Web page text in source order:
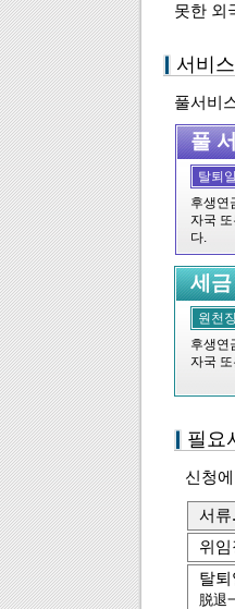
못한 외
서비
풀서비
풀
탈퇴
후생연
자국
다.
세
원천
후생연
자국
필요
신청
서류
위임
탈
脱退